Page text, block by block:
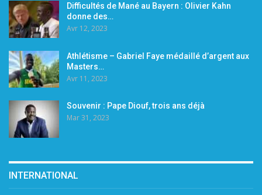
Difficultés de Mané au Bayern : Olivier Kahn
donne des…
Avr 12, 2023
Athlétisme – Gabriel Faye médaillé d’argent aux
Masters…
Avr 11, 2023
Souvenir : Pape Diouf, trois ans déjà
Mar 31, 2023
INTERNATIONAL